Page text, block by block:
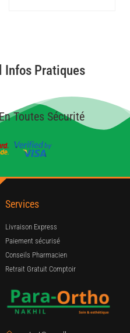
Infos Pratiques
Toutes Sécurité
Services
Livraison Express
Paiement sécurisé
Conseils Pharmacien
Retrait Gratuit Comptoir